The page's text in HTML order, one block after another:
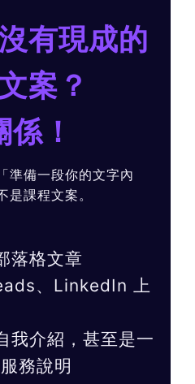
有現成的
案？
！
準備一段你的文字內
是課程文案。
落格文章
、LinkedIn 上
我介紹，甚至是一
務說明